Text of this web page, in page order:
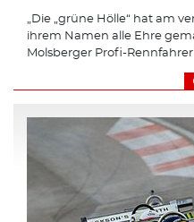
„Die „grüne Hölle“ hat am
ihrem Namen alle Ehre
Molsberger Profi-